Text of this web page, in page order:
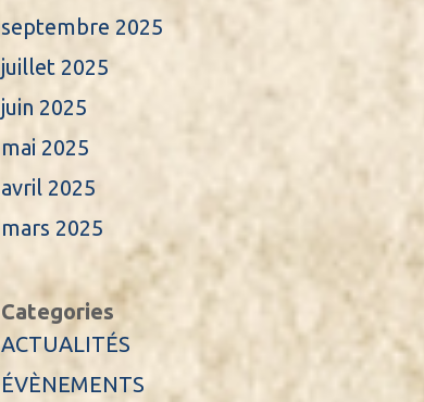
septembre 2025
juillet 2025
juin 2025
mai 2025
avril 2025
mars 2025
Categories
ACTUALITÉS
ÉVÈNEMENTS